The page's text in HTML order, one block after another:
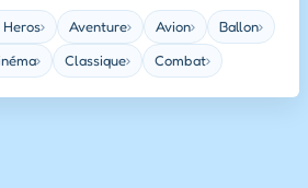
› Aventure› Avion› Ballon›
› Classique› Combat›